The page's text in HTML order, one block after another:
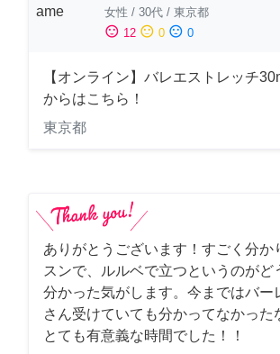
女性 / 30代 / 東京都
sentiment_satisfied 12 sentiment_neutral 0 sentiment_dissatisfied 0
【オンライン】バレエストレッチ
からはこちら！
東京都
ありがとうございます！すごく分か
スンで、ルルベで立つというのがど
分かった気がします。今まではバー
さん受けていても分かってなかった
とても有意義な時間でした！！